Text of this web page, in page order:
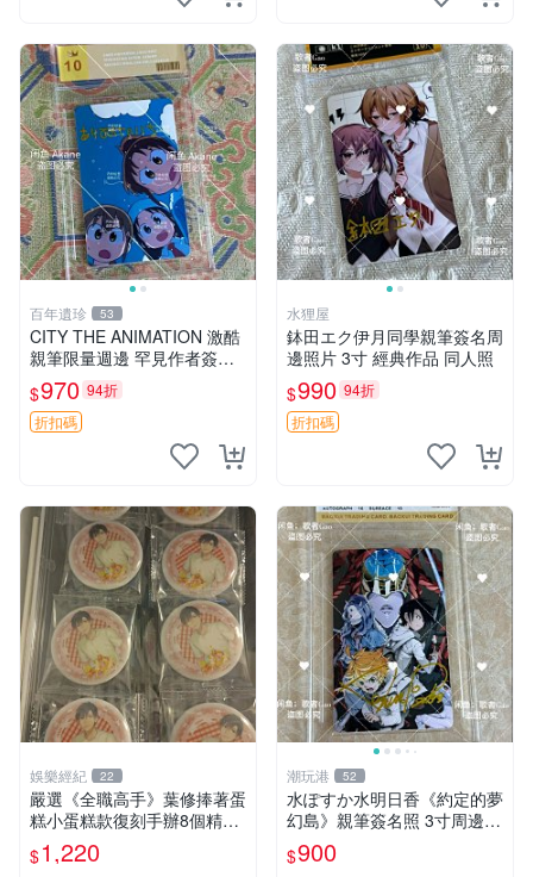
百年遺珍 53
CITY THE ANIMATION 激酷
親筆限量週邊 罕見作者簽名
收藏 現代潮流擺飾 9x9cm 專
家推薦 國際珍藏款 周邊 照片
周邊 尺寸 收藏品
$970 94折
折扣碼
水狸屋
鉢田エク伊月同學親筆簽名周
邊照片 3寸 經典作品 同人照
$990 94折
折扣碼
娛樂經紀 22
嚴選《全職高手》葉修捧著蛋
糕小蛋糕款復刻手辦8個精品
收藏 心耀共鳴 葉修 古早蛋糕
$1,220
潮玩港 52
水ぽすか水明日香《約定的夢
幻島》親筆簽名照 3寸周邊照
片 簽名真跡 約束のネバーラ
ンド 周邊 照片收藏 水明日香
$900